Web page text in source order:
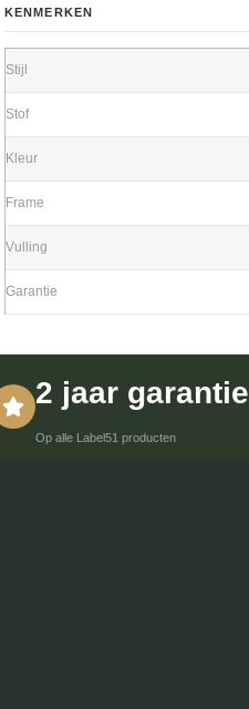
KENMERKEN
Stijl
Stof
Kleur
Frame
Vulling
Garantie
2 jaar garantie
Op alle Label51 producten